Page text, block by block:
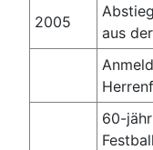
2005
aus
60-